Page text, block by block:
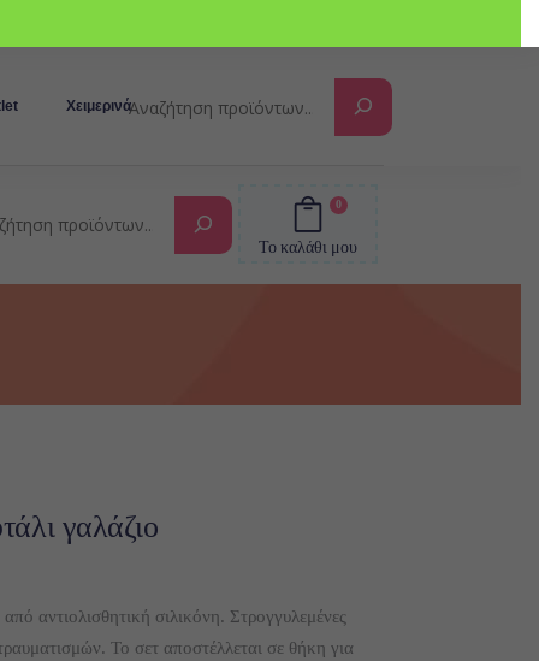
Χειμερινά
Αναζήτηση
Το καλάθι μου
0
Αναζήτηση
γαλάζιο
αντιολισθητική σιλικόνη. Στρογγυλεμένες
Το σετ αποστέλλεται σε θήκη για